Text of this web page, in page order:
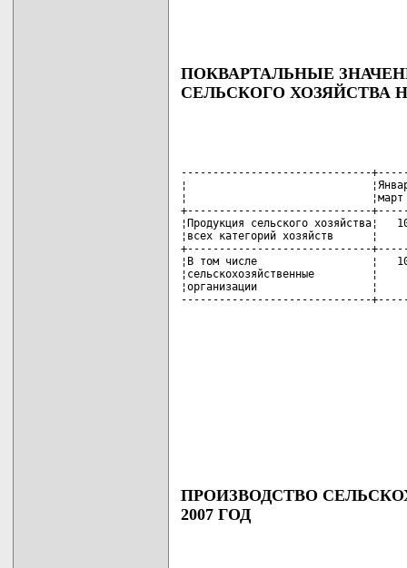
ПОКВАРТАЛЬНЫЕ
СЕЛЬСКОГО ХОЗЯЙСТВА
------------------------------
¦                             ¦Январь -
¦                             ¦март
+-----------------------------
¦Продукция сельского
¦всех категорий хозяйств
+-----------------------------
¦В том числе                  ¦
¦сельскохозяйственные
¦организации
------------------------------
ПРОИЗВОДСТВО
2007 ГОД